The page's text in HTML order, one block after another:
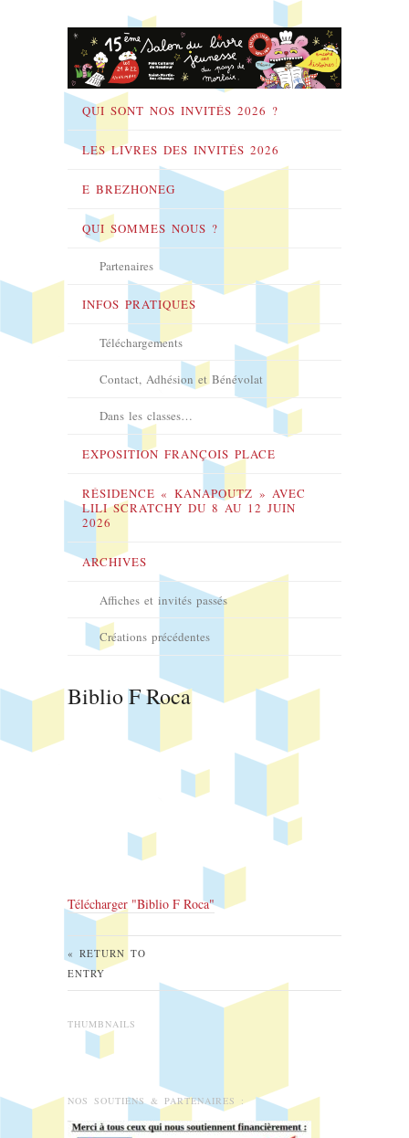
QUI SONT NOS INVITÉS 2026 ?
LES LIVRES DES INVITÉS 2026
E BREZHONEG
QUI SOMMES NOUS ?
Partenaires
INFOS PRATIQUES
Téléchargements
Contact, Adhésion et Bénévolat
Dans les classes…
EXPOSITION FRANÇOIS PLACE
RÉSIDENCE « KANAPOUTZ » AVEC
LILI SCRATCHY DU 8 AU 12 JUIN
2026
ARCHIVES
Affiches et invités passés
Créations précédentes
Biblio F Roca
Télécharger "Biblio F Roca"
« RETURN TO
ENTRY
THUMBNAILS
NOS SOUTIENS & PARTENAIRES :